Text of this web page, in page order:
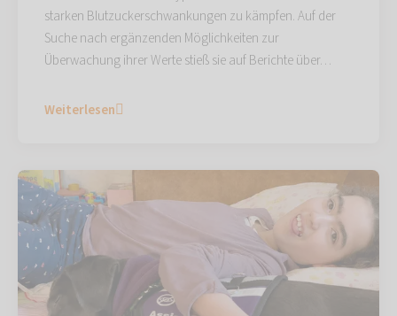
starken Blutzuckerschwankungen zu kämpfen. Auf der
Suche nach ergänzenden Möglichkeiten zur
Überwachung ihrer Werte stieß sie auf Berichte über…
Weiterlesen